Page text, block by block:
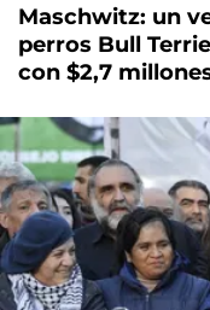
Maschwitz: un
perros Bull
con $2,7